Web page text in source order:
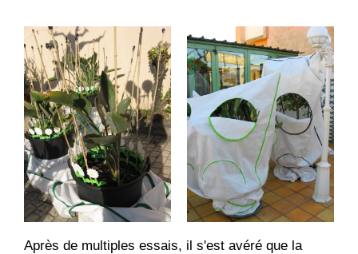
Après de multiples essais, il s'est avéré que la